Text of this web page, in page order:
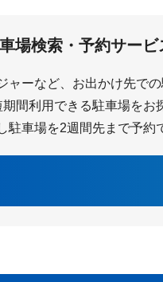
場検索・予約サー
ャーなど、お出かけ先で
間利用できる駐車場をお
駐車場を2週間先まで予約